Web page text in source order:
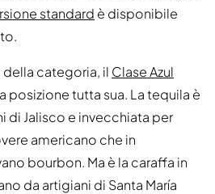
standard è disponibile
categoria, il Clase Azul
posizione tutta sua. La tequila è
di Jalisco e invecchiata per
americano che in
bourbon. Ma è la caraffa in
da artigiani di Santa María